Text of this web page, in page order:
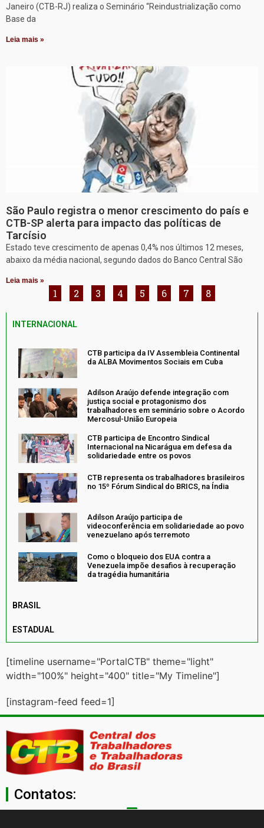
Janeiro (CTB-RJ) realiza o Seminário “Reindustrialização como
Base da
Leia mais »
São Paulo registra o menor crescimento do país e
CTB-SP alerta para impacto das políticas de
Tarcísio
Estado teve crescimento de apenas 0,4% nos últimos 12 meses,
abaixo da média nacional, segundo dados do Banco Central São
Leia mais »
1 2 3 4 5 6 7 8
INTERNACIONAL
CTB participa da IV Assembleia Continental
da ALBA Movimentos Sociais em Cuba
Adilson Araújo defende integração com
justiça social e protagonismo dos
trabalhadores em seminário sobre o Acordo
Mercosul-União Europeia
CTB participa de Encontro Sindical
Internacional na Nicarágua em defesa da
solidariedade entre os povos
CTB representa os trabalhadores brasileiros
no 15º Fórum Sindical do BRICS, na Índia
Adilson Araújo participa de
videoconferência em solidariedade ao povo
venezuelano após terremoto
Como o bloqueio dos EUA contra a
Venezuela impõe desafios à recuperação
da tragédia humanitária
BRASIL
ESTADUAL
[timeline username="PortalCTB" theme="light"
width="100%" height="400" title="My Timeline"]
[instagram-feed feed=1]
Contatos: